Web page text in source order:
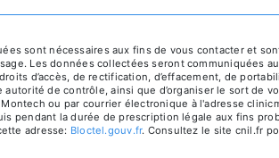
sont nécessaires aux fins de vous contacter et
Les données collectées seront communiquées
d’accès, de rectification, d’effacement, de
autorité de contrôle, ainsi que d’organiser le sort
ou par courrier électronique à l'adresse
pendant la durée de prescription légale aux fins
adresse: Bloctel.gouv.fr. Consultez le site cnil.fr